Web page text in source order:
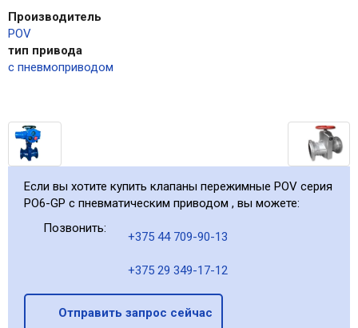
Производитель
POV
тип привода
с пневмоприводом
Если вы хотите купить клапаны пережимные POV серия
PO6-GP с пневматическим приводом , вы можете:
Позвонить:
+375 44 709-90-13
+375 29 349-17-12
Отправить запрос сейчас